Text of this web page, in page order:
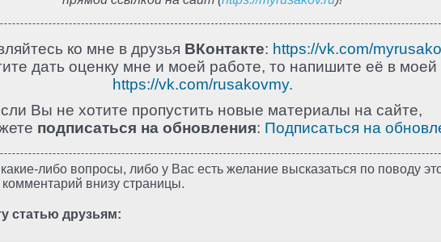
ко мне в друзья ВКонтакте: https://vk.com/
дать оценку мне и моей работе, то напишите её в моей
https://vk.com/rusakovmy.
Вы не хотите пропустить новые материалы на сайте,
подписаться на обновления: Подписаться на
либо вопросы, либо у Вас есть желание высказаться по поводу
внизу страницы.
статью друзьям: